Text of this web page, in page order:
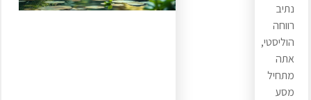
נתיב
רווחה
הוליסטי,
אתה
מתחיל
מסע